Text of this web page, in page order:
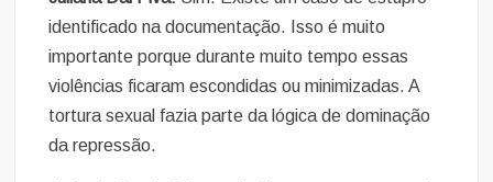
identificado na documentação. Isso é muito
importante porque durante muito tempo essas
violências ficaram escondidas ou minimizadas. A
tortura sexual fazia parte da lógica de dominação
da repressão.